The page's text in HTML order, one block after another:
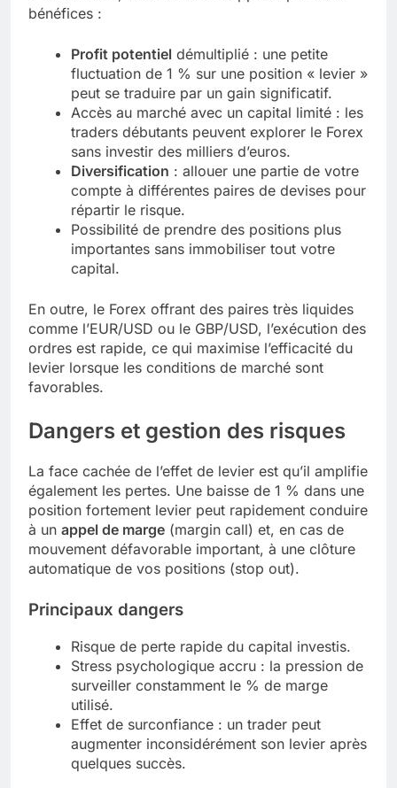
bénéfices :
Profit potentiel démultiplié : une petite
fluctuation de 1 % sur une position « levier »
peut se traduire par un gain significatif.
Accès au marché avec un capital limité : les
traders débutants peuvent explorer le Forex
sans investir des milliers d’euros.
Diversification : allouer une partie de votre
compte à différentes paires de devises pour
répartir le risque.
Possibilité de prendre des positions plus
importantes sans immobiliser tout votre
capital.
En outre, le Forex offrant des paires très liquides
comme l’EUR/USD ou le GBP/USD, l’exécution des
ordres est rapide, ce qui maximise l’efficacité du
levier lorsque les conditions de marché sont
favorables.
Dangers et gestion des risques
La face cachée de l’effet de levier est qu’il amplifie
également les pertes. Une baisse de 1 % dans une
position fortement levier peut rapidement conduire
à un appel de marge (margin call) et, en cas de
mouvement défavorable important, à une clôture
automatique de vos positions (stop out).
Principaux dangers
Risque de perte rapide du capital investis.
Stress psychologique accru : la pression de
surveiller constamment le % de marge
utilisé.
Effet de surconfiance : un trader peut
augmenter inconsidérément son levier après
quelques succès.